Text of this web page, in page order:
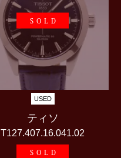
SOLD
USED
ティソ
T127.407.16.041.02
SOLD